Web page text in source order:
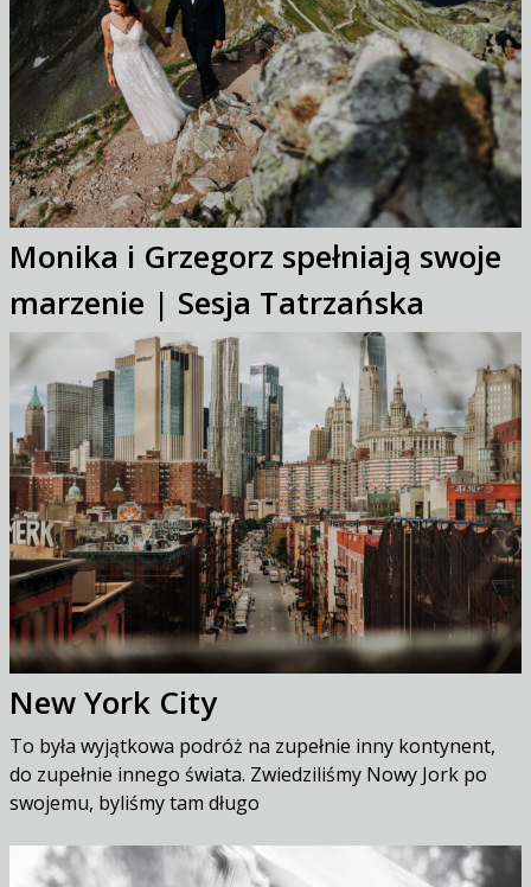
Monika i Grzegorz spełniają swoje
marzenie | Sesja Tatrzańska
New York City
To była wyjątkowa podróż na zupełnie inny kontynent,
do zupełnie innego świata. Zwiedziliśmy Nowy Jork po
swojemu, byliśmy tam długo